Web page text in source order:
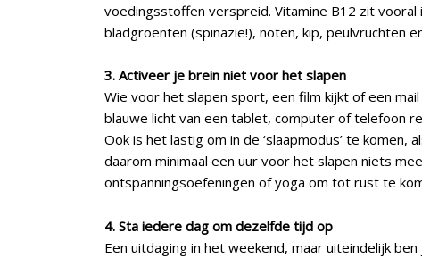
voedingsstoffen verspreid. Vitamine B12 zit
bladgroenten (spinazie!), noten, kip, peulvruchten
3. Activeer je brein niet voor het slapen
Wie voor het slapen sport, een film kijkt of een
blauwe licht van een tablet, computer of telefoon
Ook is het lastig om in de ‘slaapmodus’ te
daarom minimaal een uur voor het slapen niets
ontspanningsoefeningen of yoga om tot rust te
4. Sta iedere dag om dezelfde tijd op
Een uitdaging in het weekend, maar uiteindelijk